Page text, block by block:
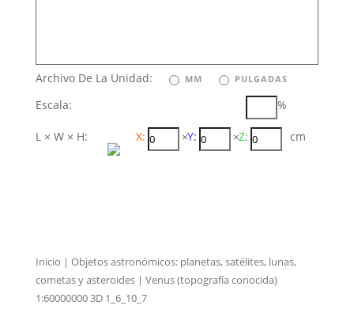
Archivo De La Unidad: MM PULGADAS
Escala: %
L × W × H: X: ×Y: ×Z: cm
Inicio | Objetos astronómicos: planetas, satélites, lunas,
cometas y asteroides| Venus (topografía conocida)
1:60000000 3D 1_6_10_7